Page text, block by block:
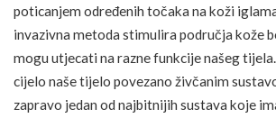
poticanjem određenih točaka na koži
invazivna metoda stimulira područja kože
mogu utjecati na razne funkcije našeg
cijelo naše tijelo povezano živčanim
zapravo jedan od najbitnijih sustava koje